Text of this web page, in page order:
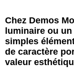
Chez Demos
luminaire ou
simples
de caractère
valeur